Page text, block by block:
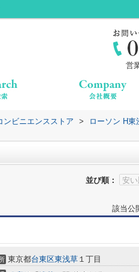
営
ンビニエンスストア > ローソン H東
並び順：
該当公
東京都台東区東浅草 １丁目